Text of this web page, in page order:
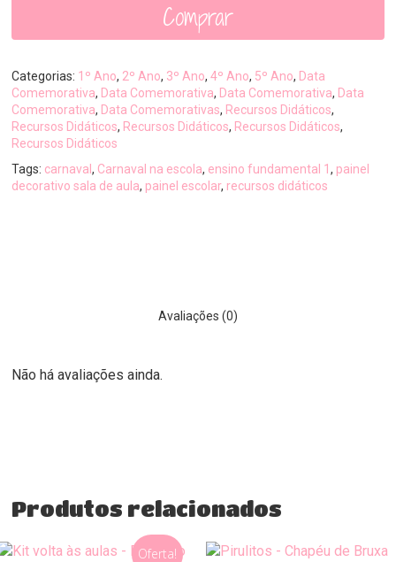
Comprar
Categorias: 1º Ano, 2º Ano, 3º Ano,4º Ano, 5º Ano, Data
Comemorativa, Data Comemorativa, Data Comemorativa, Data
Comemorativa, Data Comemorativas, Recursos Didáticos,
Recursos Didáticos, Recursos Didáticos, Recursos Didáticos,
Recursos Didáticos
Tags: carnaval, Carnaval na escola, ensino fundamental 1, painel
decorativo sala de aula, painel escolar, recursos didáticos
Avaliações (0)
Não há avaliações ainda.
Produtos relacionados
Oferta!